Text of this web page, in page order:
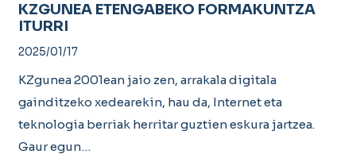
KZGUNEA ETENGABEKO FORMAKUNTZA
ITURRI
2025/01/17
KZgunea 2001ean jaio zen, arrakala digitala
gainditzeko xedearekin, hau da, Internet eta
teknologia berriak herritar guztien eskura jartzea.
Gaur egun…